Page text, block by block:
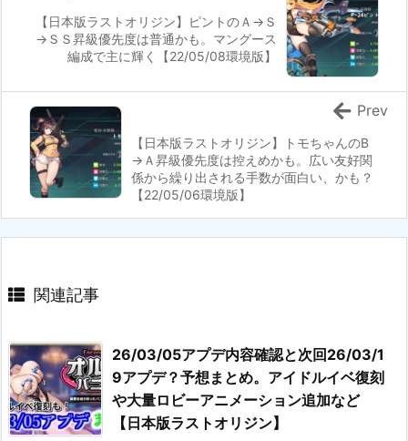
【日本版ラストオリジン】ピントのＡ→Ｓ
→ＳＳ昇級優先度は普通かも。マングース
編成で主に輝く【22/05/08環境版】
【日本版ラストオリジン】トモちゃんのB
→Ａ昇級優先度は控えめかも。広い友好関
係から繰り出される手数が面白い、かも？
【22/05/06環境版】
Prev
関連記事
26/03/05アプデ内容確認と次回26/03/1
9アプデ？予想まとめ。アイドルイベ復刻
や大量ロビーアニメーション追加など
【日本版ラストオリジン】